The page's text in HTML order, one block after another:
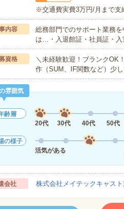
※交通費実費3万円/月まで支
内容
総務部門でのサポート業務
は…・入退館証・社員証・
資格
＼未経験歓迎！ブランクOK
作（SUM、IF関数など）少
雰囲気
齢層
20代
30代 40代 50代
の様子
活気がある
会社 株式会社メイテックキャス